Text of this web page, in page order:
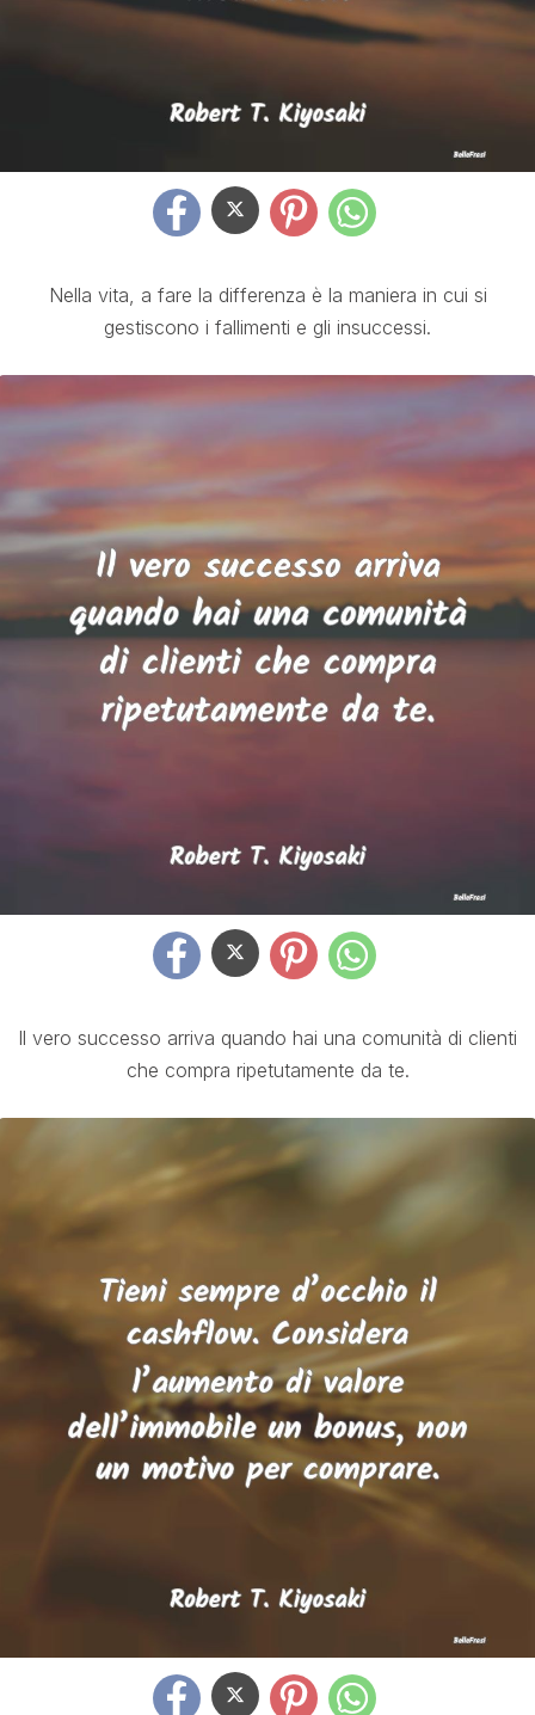
Nella vita, a fare la differenza è la maniera in cui si
gestiscono i fallimenti e gli insuccessi.
Il vero successo arriva quando hai una comunità di clienti
che compra ripetutamente da te.